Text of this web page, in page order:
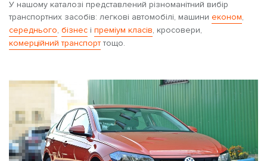
У нашому каталозі представлений різноманітний вибір
транспортних засобів: легкові автомобілі, машини економ,
середнього, бізнес і преміум класів, кросовери,
комерційний транспорт тощо.